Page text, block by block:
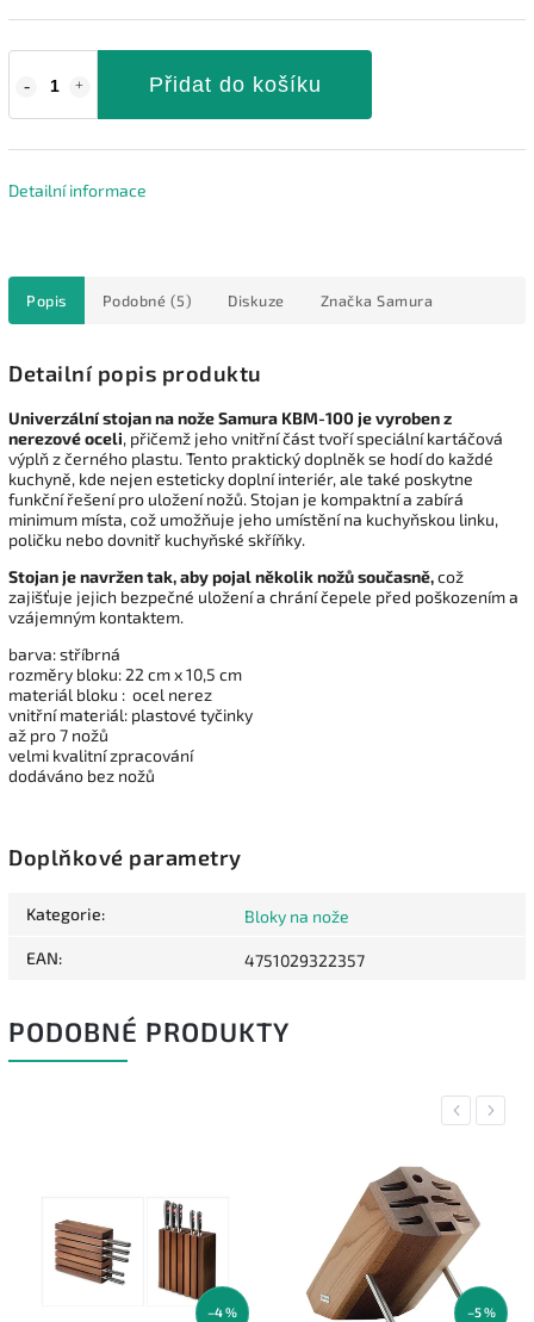
Přidat do košíku
Detailní informace
Popis Podobné (5) Diskuze Značka Samura
Detailní popis produktu
Univerzální stojan na nože Samura KBM-100 je vyroben z
nerezové oceli, přičemž jeho vnitřní část tvoří speciální kartáčová
výplň z černého plastu. Tento praktický doplněk se hodí do každé
kuchyně, kde nejen esteticky doplní interiér, ale také poskytne
funkční řešení pro uložení nožů. Stojan je kompaktní a zabírá
minimum místa, což umožňuje jeho umístění na kuchyňskou linku,
poličku nebo dovnitř kuchyňské skříňky.
Stojan je navržen tak, aby pojal několik nožů současně,což
zajišťuje jejich bezpečné uložení a chrání čepele před poškozením a
vzájemným kontaktem.
barva: stříbrná
rozměry bloku: 22 cm x 10,5 cm
materiál bloku : ocel nerez
vnitřní materiál: plastové tyčinky
až pro 7 nožů
velmi kvalitní zpracování
dodáváno bez nožů
Doplňkové parametry
Kategorie: Bloky na nože
EAN: 4751029322357
PODOBNÉ PRODUKTY
Previous
–4 % –5 %
Next